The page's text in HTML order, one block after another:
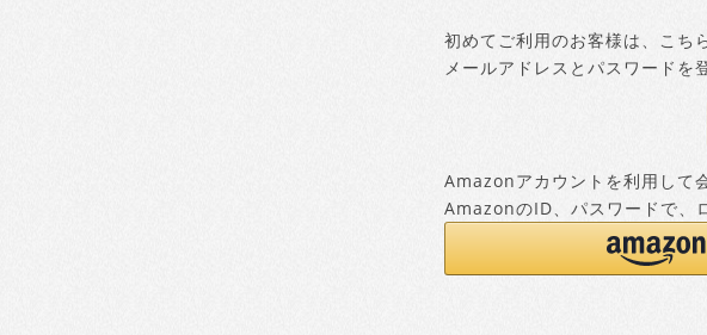
初めてご利用のお客様は、こち
メールアドレスとパスワードを
Amazonアカウントを利用して
AmazonのID、パスワードで、